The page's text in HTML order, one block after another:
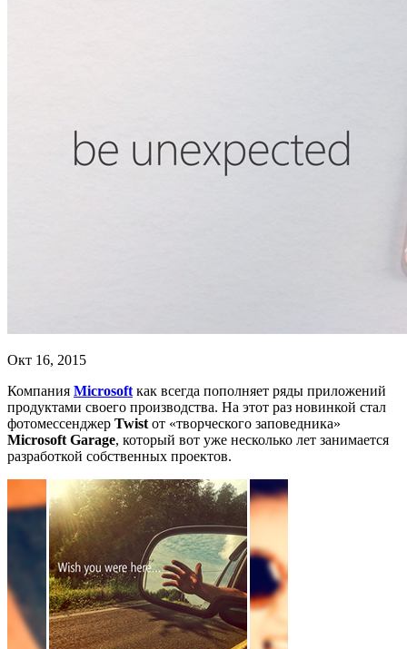
Окт 16, 2015
Компания Microsoft как всегда пополняет ряды приложений
продуктами своего производства. На этот раз новинкой стал
фотомессенджер Twist от «творческого заповедника»
Microsoft Garage, который вот уже несколько лет занимается
разработкой собственных проектов.